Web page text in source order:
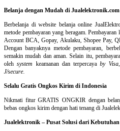
Belanja dengan Mudah di Jualelektronik.com
Berbelanja diwebsite belanja online
metode pembayaran yang beragam.
Account BCA, Gopay, Akulaku, Shopee Pay,
Dengan banyaknya metode pembayaran,
semakin mudah dan aman. Selain itu,
olehsystem keamanan dan terpercayaby Visa,
J/secure.
Selalu Gratis Ongkos Kirim di Indonesia
Nikmati fitur GRATIS ONGKIR dengan
bebas ongkos kirim dengan hati tenang di
Jualelektronik – Pusat Solusi dari